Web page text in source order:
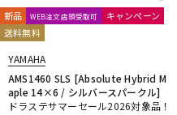
新品 WEB注文店頭受取可
キャンペーン
送料無料
YAMAHA
AMS1460 SLS [Absolute Hybrid M
aple 14×6 / シルバースパークル]
ドラステサマーセール2026対象品！